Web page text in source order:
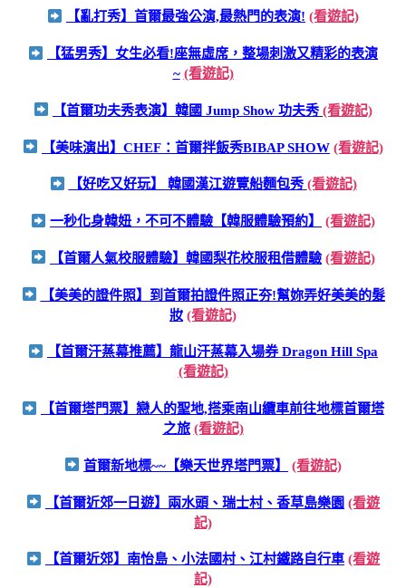
【亂打秀】首爾最強公演,最熱門的表演! (看遊記)
【猛男秀】女生必看!座無虛席，整場刺激又精彩的表演
~ (看遊記)
【首爾功夫秀表演】韓國 Jump Show 功夫秀 (看遊記)
【美味演出】CHEF：首爾拌飯秀BIBAP SHOW (看遊記)
【好吃又好玩】 韓國漢江遊覽船麵包秀 (看遊記)
一秒化身韓妞，不可不體驗【韓服體驗預約】 (看遊記)
【首爾人氣校服體驗】韓國梨花校服租借體驗 (看遊記)
【美美的證件照】到首爾拍證件照正夯!幫妳弄好美美的髮
妝 (看遊記)
【首爾汗蒸幕推薦】龍山汗蒸幕入場券 Dragon Hill Spa
(看遊記)
【首爾塔門票】戀人的聖地,搭乘南山纜車前往地標首爾塔
之旅 (看遊記)
首爾新地標~~【樂天世界塔門票】 (看遊記)
【首爾近郊一日遊】兩水頭、瑞士村、香草島樂園 (看遊
記)
【首爾近郊】南怡島、小法國村、江村鐵路自行車 (看遊
記)